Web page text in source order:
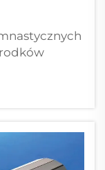
wymaga